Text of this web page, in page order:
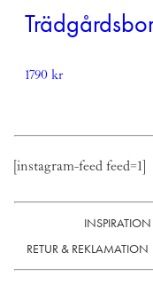
1790kr
[instagram-feed feed=1]
INSPIRATION
RETUR & REKLAMATION